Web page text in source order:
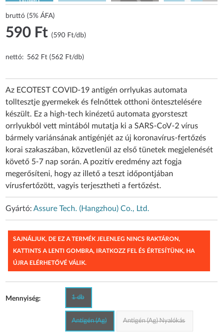
bruttó (5% ÁFA)
590 Ft(590 Ft/db)
nettó: 562 Ft (562 Ft/db)
Az ECOTEST COVID-19 antigén orrlyukas automata
tolltesztje gyermekek és felnőttek otthoni öntesztelésére
készült. Ez a high-tech kinézetű automata gyorsteszt
orrlyukból vett mintából mutatja ki a SARS-CoV-2 vírus
bármely variánsának antigénjét az új koronavírus-fertőzés
korai szakaszában, közvetlenül az első tünetek megjelenését
követő 5-7 nap során. A pozitív eredmény azt fogja
megerősíteni, hogy az illető a teszt időpontjában
vírusfertőzött, vagyis terjesztheti a fertőzést.
Gyártó:Assure Tech. (Hangzhou) Co., Ltd.
SAJNÁLJUK, DE EZ A TERMÉK JELENLEG NINCS RAKTÁRON,
KATTINTS A LENTI GOMBRA, IRATKOZZ FEL ÉS ÉRTESÍTÜNK, HA
ÚJRA ELÉRHETŐVÉ VÁLIK.
Mennyiség: 1 db
Antigén (Ag) Antigén (Ag) Nyalókás